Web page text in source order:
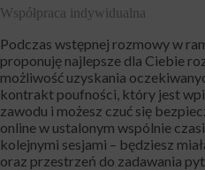
Współpraca indywidualna
Podczas wstępnej rozmowy w
proponuję najlepsze dla Ciebie
możliwość uzyskania
kontrakt poufności, który jest
zawodu i możesz czuć się
online w ustalonym wspólnie
kolejnymi sesjami – będziesz
oraz przestrzeń do zadawania